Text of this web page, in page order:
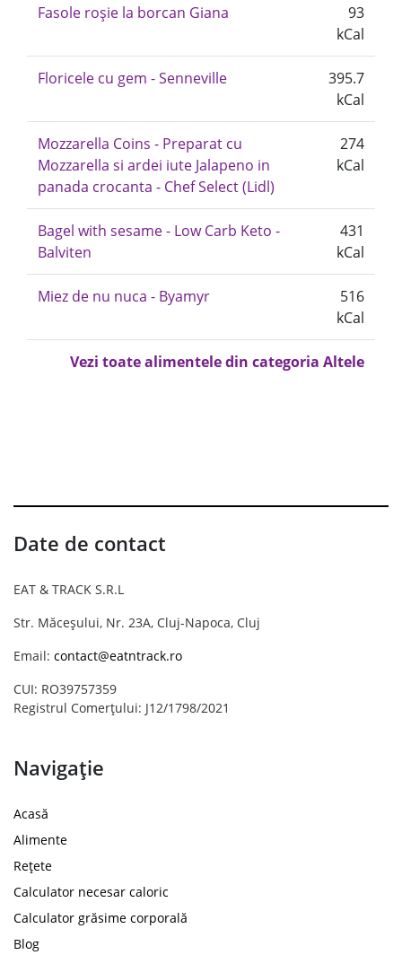
Fasole roșie la borcan Giana
93
kCal
Floricele cu gem - Senneville
395.7
kCal
Mozzarella Coins - Preparat cu
Mozzarella si ardei iute Jalapeno in
panada crocanta - Chef Select (Lidl)
274
kCal
Bagel with sesame - Low Carb Keto -
Balviten
431
kCal
Miez de nu nuca - Byamyr
516
kCal
Vezi toate alimentele din categoria Altele
Date de contact
EAT & TRACK S.R.L
Str. Măceșului, Nr. 23A, Cluj-Napoca, Cluj
Email: contact@eatntrack.ro
CUI: RO39757359
Registrul Comerțului: J12/1798/2021
Navigație
Acasă
Alimente
Rețete
Calculator necesar caloric
Calculator grăsime corporală
Blog